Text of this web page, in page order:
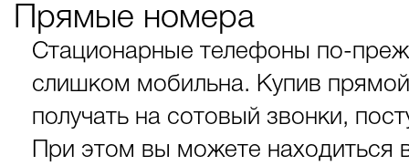
Прямые номера
Стационарные телефоны по-
слишком мобильна. Купив
получать на сотовый звонки,
При этом вы можете находиться